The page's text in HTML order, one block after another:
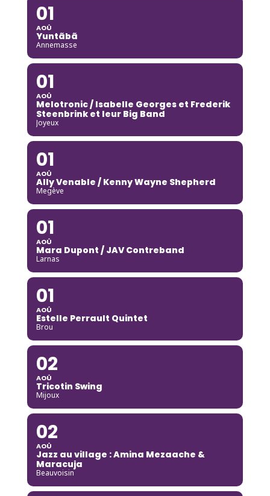
01
AOÛ
Yuntãbã
Annemasse
01
AOÛ
Melotronic / Isabelle Georges et Frederik
Steenbrink et leur Big Band
Joyeux
01
AOÛ
Ally Venable / Kenny Wayne Shepherd
Megève
01
AOÛ
Mara Dupont / JAV Contreband
Larnas
01
AOÛ
Estelle Perrault Quintet
Brou
02
AOÛ
Tricotin Swing
Mijoux
02
AOÛ
Jazz au village : Amina Mezaache &
Maracuja
Beauvoisin